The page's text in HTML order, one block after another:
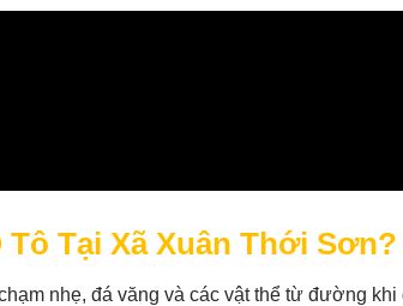
Tô Tại Xã Xuân Thới Sơn?
nhẹ, đá văng và các vật thể từ đường khi